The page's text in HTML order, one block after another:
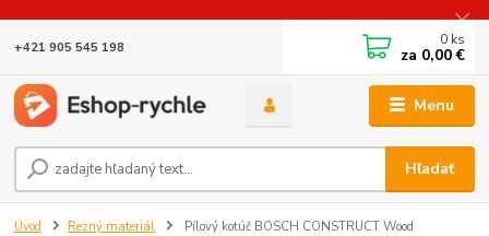
Menu
Hľadať
+421 905 545 198 0 ks
za 0,00 €
Úvod Rezný materiál Pílový kotúč BOSCH CONSTRUCT Wood